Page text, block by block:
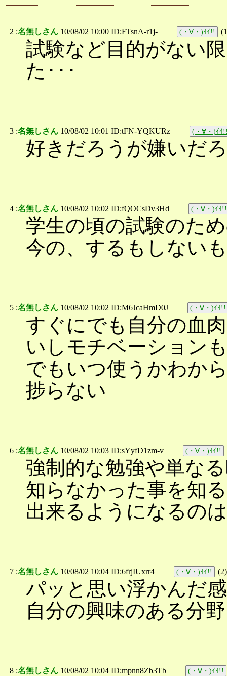
2 :名無しさん 10/08/02 10:00 ID:FTsnA-r1j- (・∀・)ｲｲ!! (1
試験など目的がない
た･･･
3 :名無しさん 10/08/02 10:01 ID:tFN-YQKURz (・∀・)ｲｲ
好きだろうが嫌いだ
4 :名無しさん 10/08/02 10:02 ID:fQOCsDv3Hd (・∀・)ｲｲ!!
学生の頃の試験のた
今の、するもしない
5 :名無しさん 10/08/02 10:02 ID:M6JcaHmD0J (・∀・)ｲｲ!!
すぐにでも自分の血
いしモチベーション
でもいつ使うかわか
捗らない
6 :名無しさん 10/08/02 10:03 ID:sYyfD1zm-v (・∀・)ｲｲ!!
強制的な勉強や単な
知らなかった事を知
出来るようになるの
7 :名無しさん 10/08/02 10:04 ID:6frjIUxrr4 (・∀・)ｲｲ!! (2)
パッと思い浮かんだ
自分の興味のある分
8 :名無しさん 10/08/02 10:04 ID:mpnn8Zb3Tb (・∀・)ｲｲ!!